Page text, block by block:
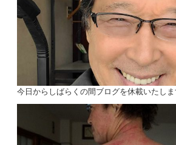
今日からしばらくの間ブログを休載いたしま